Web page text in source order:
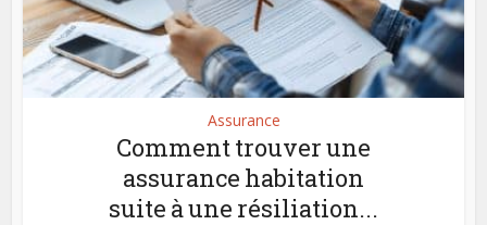
Assurance
Comment trouver une
assurance habitation
suite à une résiliation...